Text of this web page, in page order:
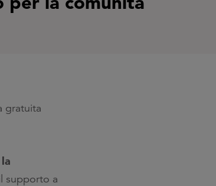
gratuita
supporto a